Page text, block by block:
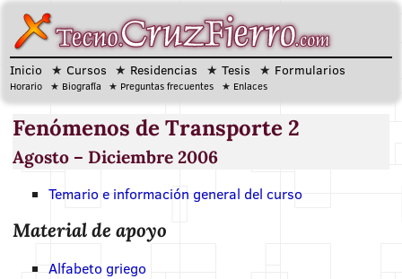
Inicio Cursos Residencias Tesis Formularios
Horario Biografía Preguntas frecuentes Enlaces
Fenómenos de Transporte 2
Agosto – Diciembre 2006
Temario e información general del curso
Material de apoyo
Alfabeto griego